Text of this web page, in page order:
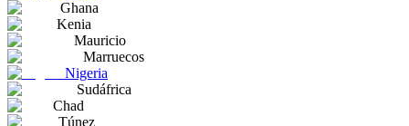
Ghana
Kenia
Mauricio
Marruecos
Nigeria
Sudáfrica
Chad
Túnez